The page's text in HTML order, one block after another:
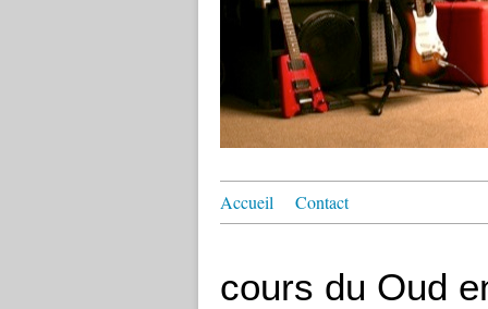
Accueil Contact
cours du Oud